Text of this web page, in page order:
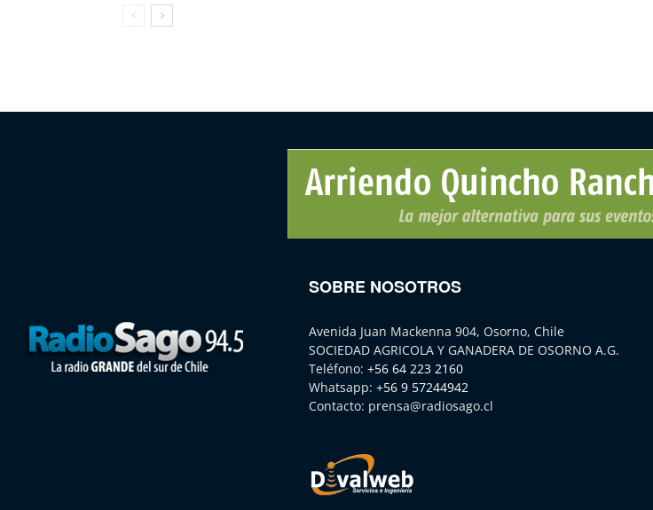
SOBRE NOSOTROS
Avenida Juan Mackenna 904, Osorno, Chile
SOCIEDAD AGRICOLA Y GANADERA DE OSORNO A.G.
Teléfono: +56 64 223 2160
Whatsapp: +56 9 57244942
Contacto: prensa@radiosago.cl